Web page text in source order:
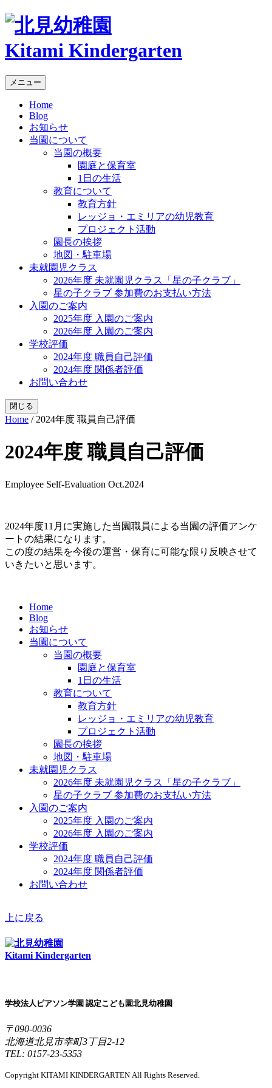
Kitami Kindergarten
メニュー
Home
Blog
お知らせ
当園について
当園の概要
園庭と保育室
1日の生活
教育について
教育方針
レッジョ・エミリアの幼児教育
プロジェクト活動
園長の挨拶
地図・駐車場
未就園児クラス
2026年度 未就園児クラス「星の子クラブ」
星の子クラブ 参加費のお支払い方法
入園のご案内
2025年度 入園のご案内
2026年度 入園のご案内
学校評価
2024年度 職員自己評価
2024年度 関係者評価
お問い合わせ
閉じる
Home / 2024年度 職員自己評価
2024年度 職員自己評価
Employee Self-Evaluation Oct.2024
2024年度11月に実施した当園職員による当園の評価アンケ
ートの結果になります。
この度の結果を今後の運営・保育に可能な限り反映させて
いきたいと思います。
Home
Blog
お知らせ
当園について
当園の概要
園庭と保育室
1日の生活
教育について
教育方針
レッジョ・エミリアの幼児教育
プロジェクト活動
園長の挨拶
地図・駐車場
未就園児クラス
2026年度 未就園児クラス「星の子クラブ」
星の子クラブ 参加費のお支払い方法
入園のご案内
2025年度 入園のご案内
2026年度 入園のご案内
学校評価
2024年度 職員自己評価
2024年度 関係者評価
お問い合わせ
上に戻る
Kitami Kindergarten
学校法人ピアソン学園 認定こども園北見幼稚園
〒090-0036
北海道北見市幸町3丁目2-12
TEL: 0157-23-5353
Copyright KITAMI KINDERGARTEN All Rights Reserved.